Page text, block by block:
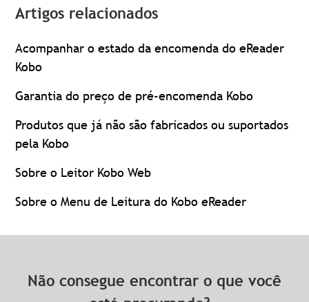
Artigos relacionados
Acompanhar o estado da encomenda do eReader
Kobo
Garantia do preço de pré-encomenda Kobo
Produtos que já não são fabricados ou suportados
pela Kobo
Sobre o Leitor Kobo Web
Sobre o Menu de Leitura do Kobo eReader
Não consegue encontrar o que você